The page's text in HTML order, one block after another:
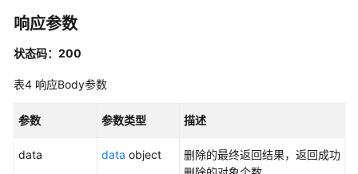
中
API
数
响应参数
状态码：200
表4 响应Body参数
参数 参数类型 描述
data data object
删除的最终返回结果，返回成功